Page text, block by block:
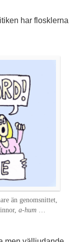
har flosklerna
än genomsnittet,
a-hum